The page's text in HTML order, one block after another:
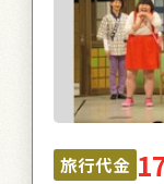
旅行代金